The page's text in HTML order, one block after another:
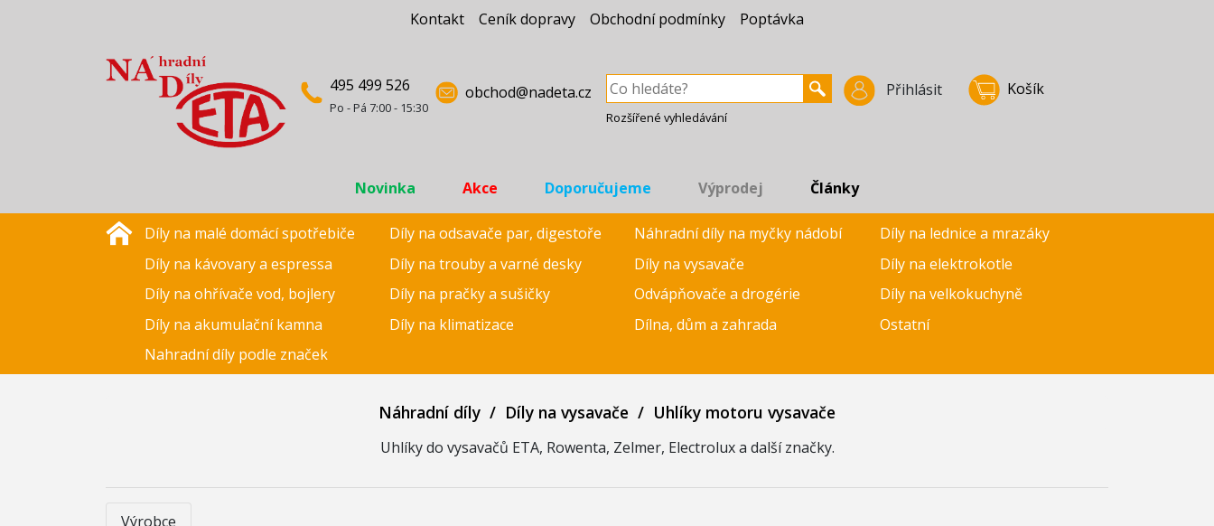
Kontakt Ceník dopravy Obchodní podmínky Poptávka
495 499 526
Po - Pá 7:00 - 15:30
obchod@nadeta.cz Přihlásit Košík
Rozšířené vyhledávání
Novinka Akce Doporučujeme Výprodej Články
Díly na malé domácí spotřebiče Díly na odsavače par, digestoře Náhradní díly na myčky nádobí
Díly na lednice a mrazáky
Díly na kávovary a espressa
Díly na trouby a varné desky Díly na vysavače
Díly na elektrokotle
Díly na ohřívače vod, bojlery
Díly na pračky a sušičky Odvápňovače a drogérie
Díly na velkokuchyně
Díly na akumulační kamna
Díly na klimatizace Dílna, dům a zahrada
Ostatní
Nahradní díly podle značek
Náhradní díly / Díly na vysavače / Uhlíky motoru vysavače
Uhlíky do vysavačů ETA, Rowenta, Zelmer, Electrolux a další značky.
Výrobce